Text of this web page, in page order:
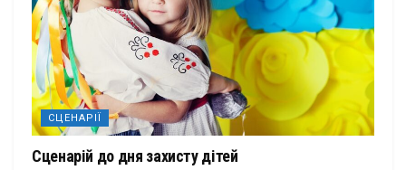
СЦЕНАРІЇ
Сценарій до дня захисту дітей